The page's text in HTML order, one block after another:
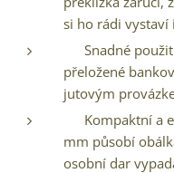
si ho rádi vystaví
✅ Snadné
přeložené
jutovým
✅ Kompaktní a
mm působí
osobní dar